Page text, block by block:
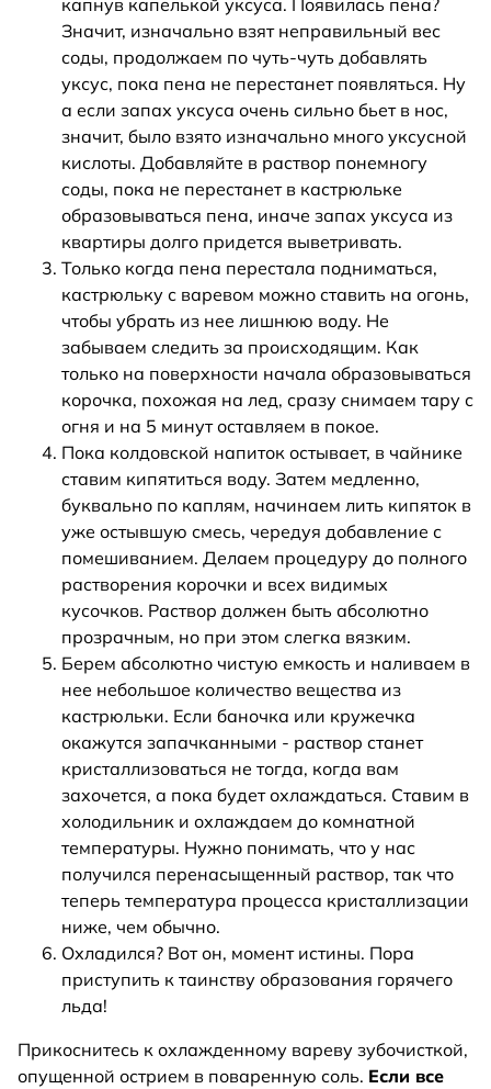
Значит, изначально взят неправильный вес
соды, продолжаем по чуть-чуть добавлять
уксус, пока пена не перестанет появляться. Ну
а если запах уксуса очень сильно бьет в нос,
значит, было взято изначально много уксусной
кислоты. Добавляйте в раствор понемногу
соды, пока не перестанет в кастрюльке
образовываться пена, иначе запах уксуса из
квартиры долго придется выветривать.
Только когда пена перестала подниматься,
кастрюльку с варевом можно ставить на огонь,
чтобы убрать из нее лишнюю воду. Не
забываем следить за происходящим. Как
только на поверхности начала образовываться
корочка, похожая на лед, сразу снимаем тару с
огня и на 5 минут оставляем в покое.
Пока колдовской напиток остывает, в чайнике
ставим кипятиться воду. Затем медленно,
буквально по каплям, начинаем лить кипяток в
уже остывшую смесь, чередуя добавление с
помешиванием. Делаем процедуру до полного
растворения корочки и всех видимых
кусочков. Раствор должен быть абсолютно
прозрачным, но при этом слегка вязким.
Берем абсолютно чистую емкость и наливаем в
нее небольшое количество вещества из
кастрюльки. Если баночка или кружечка
окажутся запачканными - раствор станет
кристаллизоваться не тогда, когда вам
захочется, а пока будет охлаждаться. Ставим в
холодильник и охлаждаем до комнатной
температуры. Нужно понимать, что у нас
получился перенасыщенный раствор, так что
теперь температура процесса кристаллизации
ниже, чем обычно.
Охладился? Вот он, момент истины. Пора
приступить к таинству образования горячего
льда!
Прикоснитесь к охлажденному вареву зубочисткой,
опущенной острием в поваренную соль. Если все